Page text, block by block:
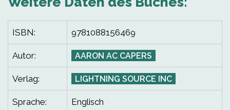
ISBN: 9781088156469
Autor: AARON AC CAPERS
Verlag: LIGHTNING SOURCE INC
Sprache: Englisch